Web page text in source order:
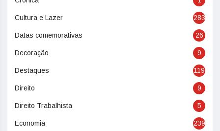
Cultura e Lazer 283
Datas comemorativas 26
Decoração 9
Destaques 119
Direito 9
Direito Trabalhista 5
Economia 239